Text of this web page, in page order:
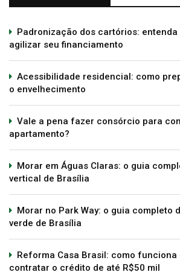
Padronização dos cartórios: entenda
agilizar seu financiamento
Acessibilidade residencial: como
o envelhecimento
Vale a pena fazer consórcio para
apartamento?
Morar em Águas Claras: o guia
vertical de Brasília
Morar no Park Way: o guia completo
verde de Brasília
Reforma Casa Brasil: como funciona
contratar o crédito de até R$50 mil